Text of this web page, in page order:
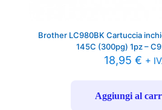
Brother LC980BK Cartuccia
145C (300pg) 1pz –
18,95 € +
Aggiungi al